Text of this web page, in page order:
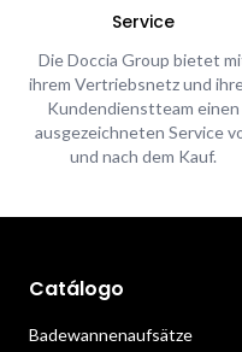
Service
Die Doccia Group bietet
ihrem Vertriebsnetz und
Kundendienstteam einen
ausgezeichneten Service
und nach dem Kauf.
Catálogo
Badewannenaufsätze